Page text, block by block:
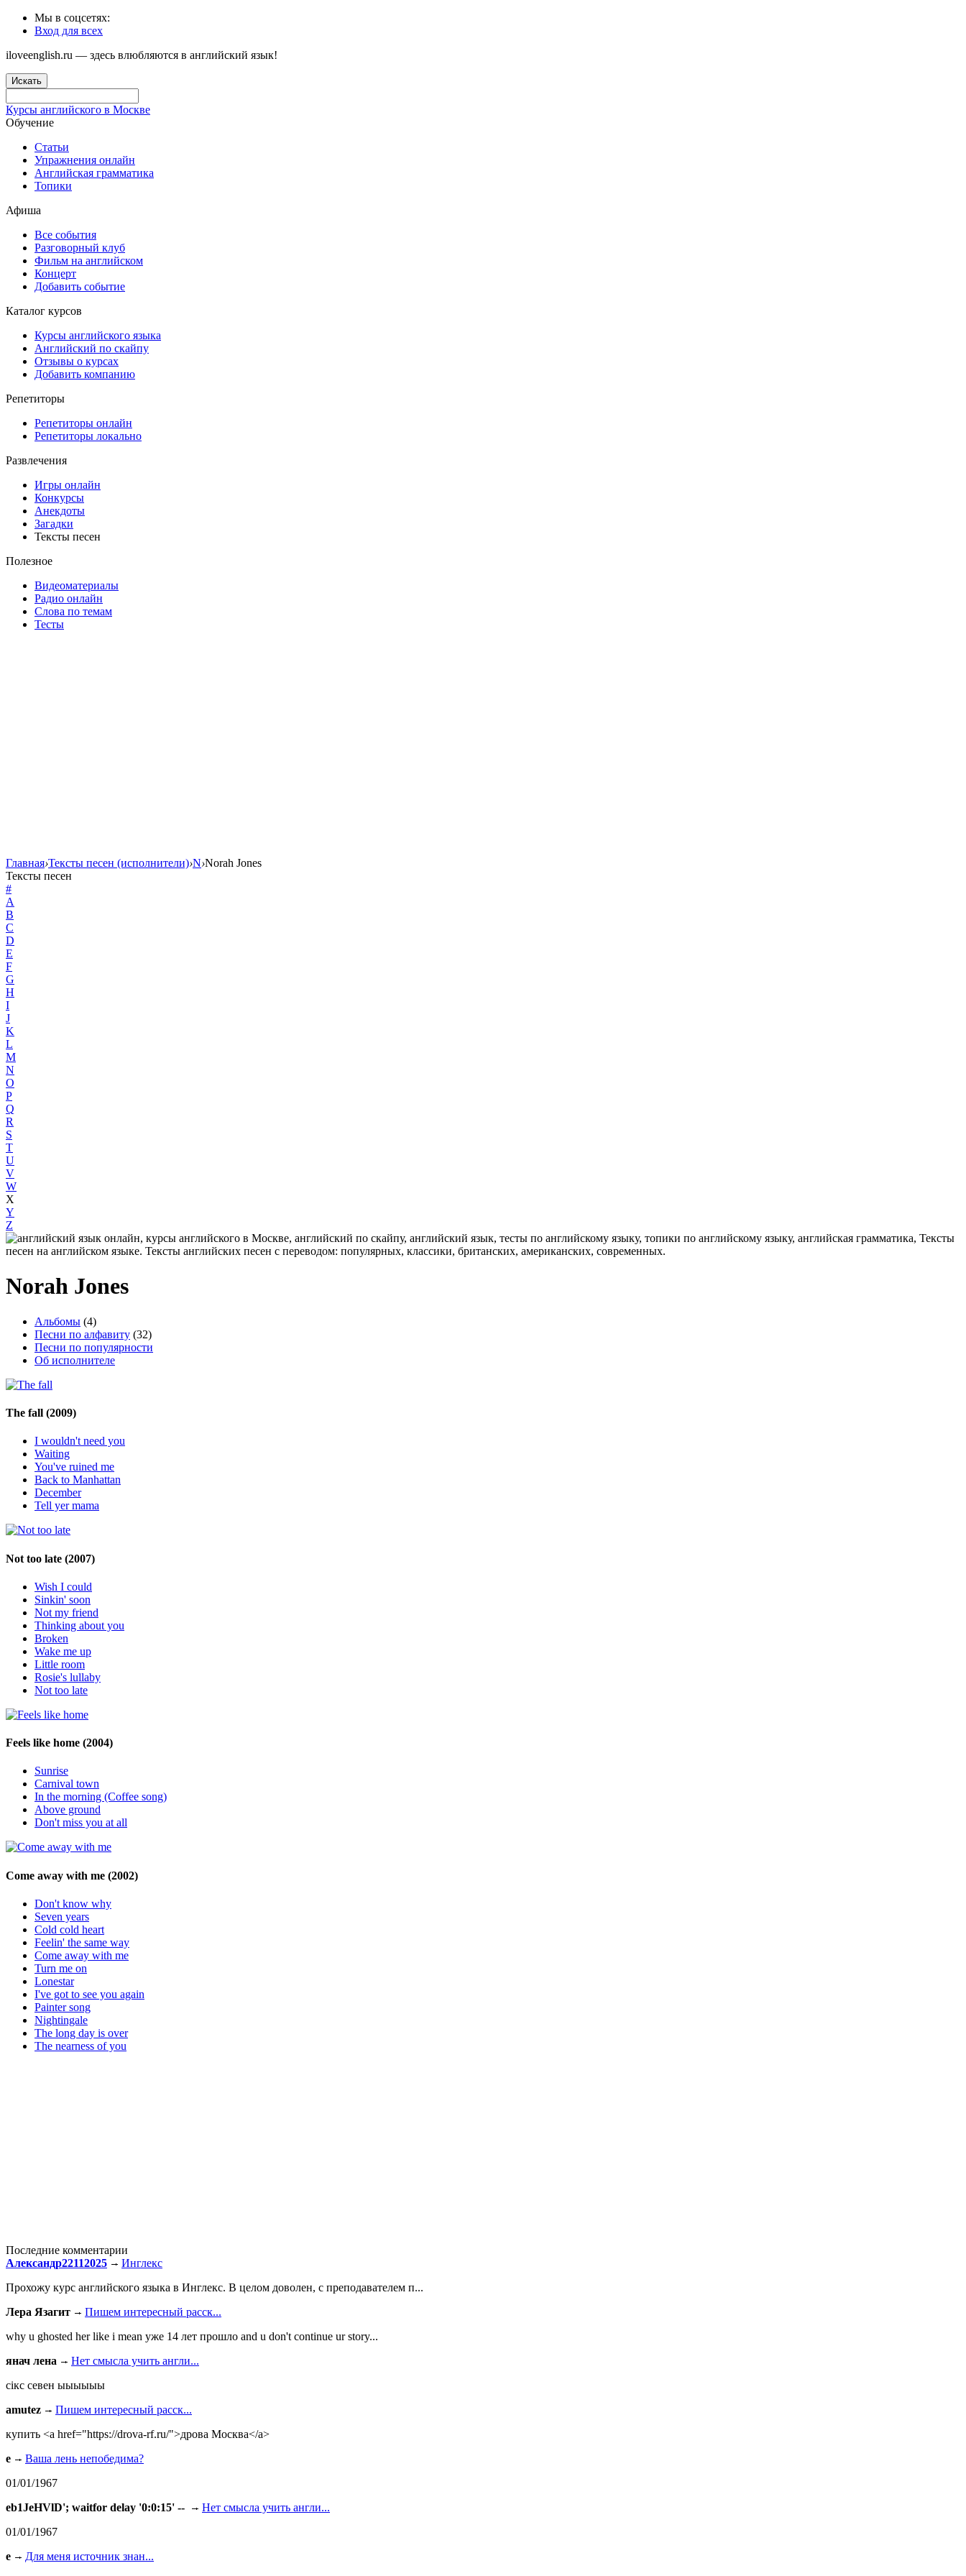
Мы в соцсетях:
Вход для всех
iloveenglish.ru — здесь влюбляются в английский язык!
Искать
Курсы английского в Москве
Обучение
Статьи
Упражнения онлайн
Английская грамматика
Топики
Афиша
Все события
Разговорный клуб
Фильм на английском
Концерт
Добавить событие
Каталог курсов
Курсы английского языка
Английский по скайпу
Отзывы о курсах
Добавить компанию
Репетиторы
Репетиторы онлайн
Репетиторы локально
Развлечения
Игры онлайн
Конкурсы
Анекдоты
Загадки
Тексты песен
Полезное
Видеоматериалы
Радио онлайн
Слова по темам
Тесты
Главная›Тексты песен (исполнители)›N›Norah Jones
Тексты песен
#
A
B
C
D
E
F
G
H
I
J
K
L
M
N
O
P
Q
R
S
T
U
V
W
X
Y
Z
Norah Jones
Альбомы (4)
Песни по алфавиту (32)
Песни по популярности
Об исполнителе
The fall (2009)
I wouldn't need you
Waiting
You've ruined me
Back to Manhattan
December
Tell yer mama
Not too late (2007)
Wish I could
Sinkin' soon
Not my friend
Thinking about you
Broken
Wake me up
Little room
Rosie's lullaby
Not too late
Feels like home (2004)
Sunrise
Carnival town
In the morning (Coffee song)
Above ground
Don't miss you at all
Come away with me (2002)
Don't know why
Seven years
Cold cold heart
Feelin' the same way
Come away with me
Turn me on
Lonestar
I've got to see you again
Painter song
Nightingale
The long day is over
The nearness of you
Последние комментарии
Александр22112025
Инглекс
Прохожу курс английского языка в Инглекс. В целом доволен, с преподавателем п...
Лера Язагит
Пишем интересный расск...
why u ghosted her like i mean уже 14 лет прошло and u don't continue ur story...
янач лена
Нет смысла учить англи...
сiкс севен ыыыыыы
amutez
Пишем интересный расск...
купить <a href="https://drova-rf.ru/">дрова Москва</a>
e
Ваша лень непобедима?
01/01/1967
eb1JeHVlD'; waitfor delay '0:0:15' --
Нет смысла учить англи...
01/01/1967
e
Для меня источник знан...